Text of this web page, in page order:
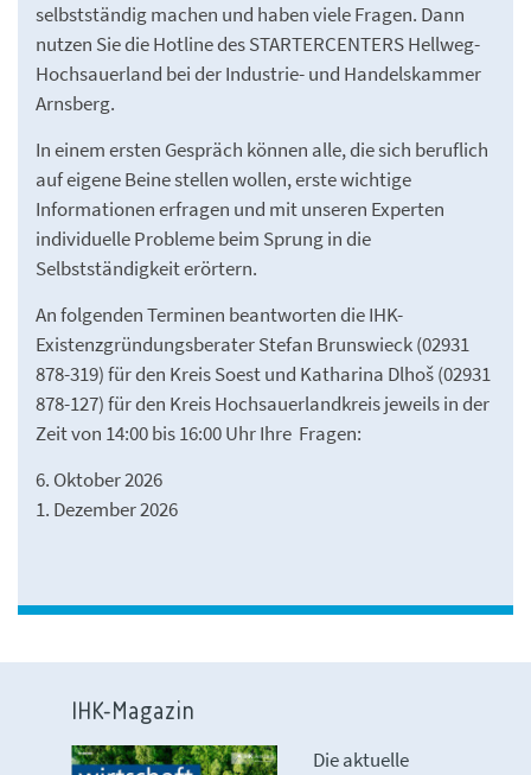
selbstständig machen und haben viele Fragen. Dann
nutzen Sie die Hotline des STARTERCENTERS Hellweg-
Hochsauerland bei der Industrie- und Handelskammer
Arnsberg.
In einem ersten Gespräch können alle, die sich beruflich
auf eigene Beine stellen wollen, erste wichtige
Informationen erfragen und mit unseren Experten
individuelle Probleme beim Sprung in die
Selbstständigkeit erörtern.
An folgenden Terminen beantworten die IHK-
Existenzgründungsberater Stefan Brunswieck (02931
878-319) für den Kreis Soest und Katharina Dlhoš (02931
878-127) für den Kreis Hochsauerlandkreis jeweils in der
Zeit von 14:00 bis 16:00 Uhr Ihre Fragen:
6. Oktober 2026
1. Dezember 2026
IHK-Magazin
Die aktuelle